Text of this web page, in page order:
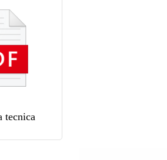
tecnica